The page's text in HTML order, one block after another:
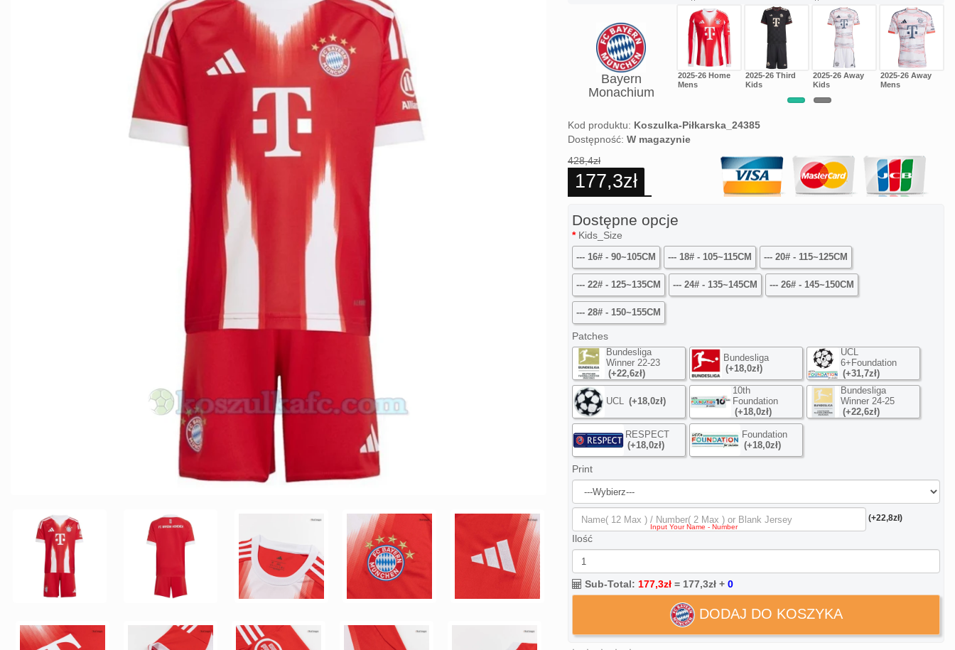
Bayern
Monachium
2025-26 Away
Women
2025-26 Home
Mens
2025-26 Third
Kids
2025-26 Away
Kids
2025-26 Away
Mens
Kod produktu: Koszulka-Piłkarska_24385
Dostępność: W magazynie
428,4zł
177,3zł
Dostępne opcje
Kids_Size
--- 16# - 90~105CM --- 18# - 105~115CM --- 20# - 115~125CM
--- 22# - 125~135CM --- 24# - 135~145CM --- 26# - 145~150CM
--- 28# - 150~155CM
Patches
Bundesliga
Winner 22-23
(+22,6zł)
Bundesliga
(+18,0zł)
UCL
6+Foundation
(+31,7zł)
UCL (+18,0zł)
10th
Foundation
(+18,0zł)
Bundesliga
Winner 24-25
(+22,6zł)
RESPECT
(+18,0zł)
Foundation
(+18,0zł)
Print
(+22,8zł)
Ilość
Sub-Total: 177,3zł = 177,3zł + 0
DODAJ DO KOSZYKA